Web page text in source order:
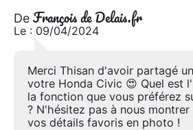
De François de Delais.fr
Le : 09/04/2024
Merci Thisan d'avoir partagé
votre Honda Civic 😍 Quel est
la fonction que vous préférez
? N'hésitez pas à nous
vos détails favoris en photo !